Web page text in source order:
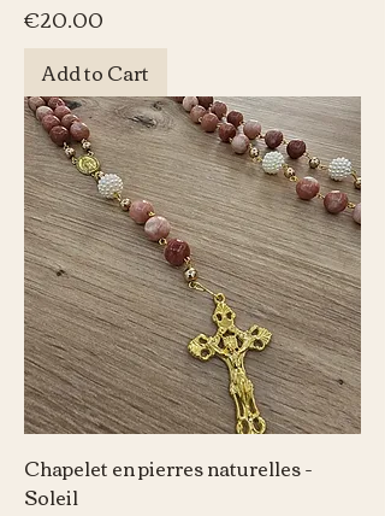
Price
€20.00
Add to Cart
Chapelet en pierres naturelles -
Soleil